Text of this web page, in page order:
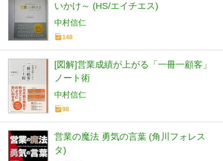
いかけ～ (HS/エイチエス)
中村信仁
148
[図解]営業成績が上がる「一冊一顧客」
ノート術
中村信仁
98
営業の魔法 勇気の言葉 (角川フォレス
タ)